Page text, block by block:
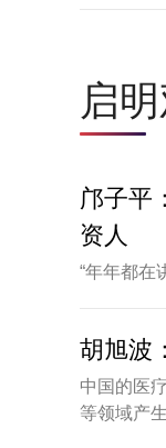
启
邝子平
资人
“年年都在
胡旭波
中国的医
等领域产